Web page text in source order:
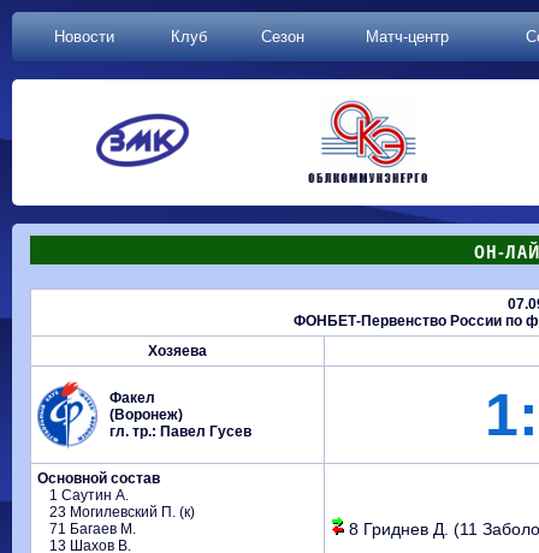
Новости Клуб Сезон Матч-центр
ОН-
ФОНБЕТ-Первенство России по
Хозяева
Факел
(Воронеж)
гл. тр.: Павел Гусев
Основной состав
1 Саутин А.
23 Могилевский П. (к)
71 Багаев М.
13 Шахов В.
8 Гриднев Д. (11